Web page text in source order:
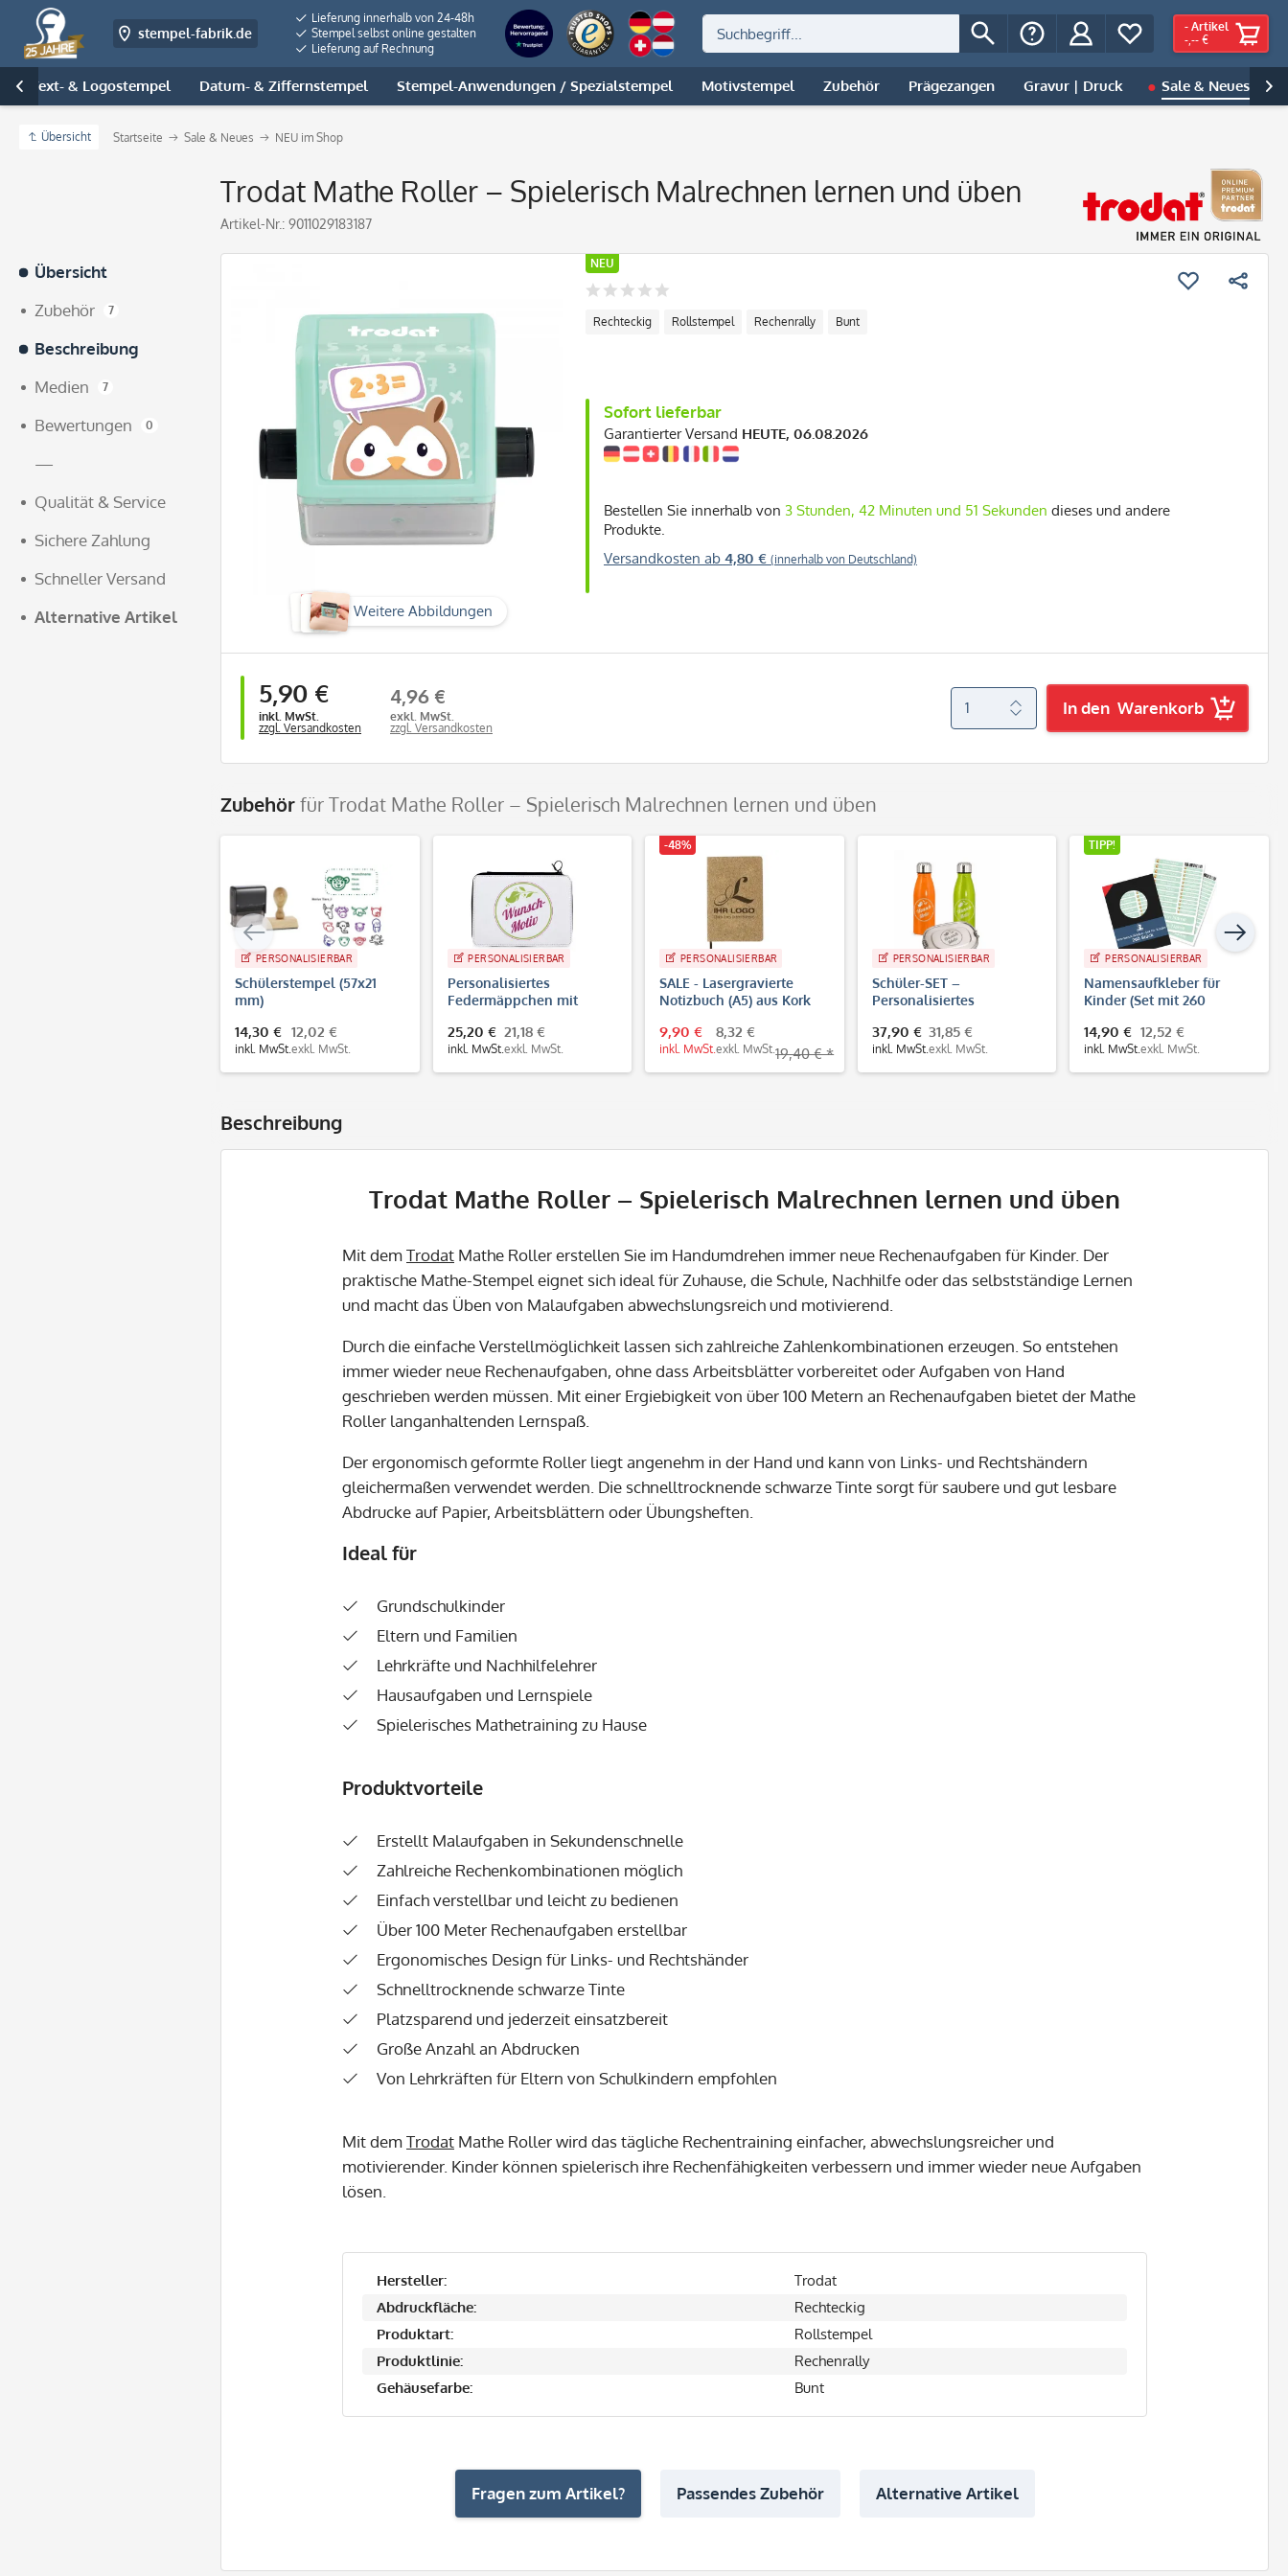
stempel-fabrik.de
Lieferung innerhalb von 24-48h
Stempel selbst online gestalten
Lieferung auf Rechnung
- Artikel
-,-- €
Text- & Logostempel Datum- & Ziffernstempel Stempel-Anwendungen / Spezialstempel Motivstempel Zubehör Prägezangen Gravur | Druck Sale & Neues
 
Übersicht Startseite Sale & Neues NEU im Shop
Trodat Mathe Roller – Spielerisch Malrechnen lernen und üben
Artikel-Nr.: 9011029183187
Übersicht
Zubehör
7
Beschreibung
Medien
7
Bewertungen 0
—
Qualität & Service
Sichere Zahlung
Schneller Versand
Alternative Artikel
Weitere Abbildungen
NEU
Rechteckig Rollstempel Rechenrally Bunt
Sofort lieferbar
Garantierter Versand HEUTE, 06.08.2026
Bestellen Sie innerhalb von 3 Stunden, 42 Minuten und 49 Sekunden dieses und andere
Produkte.
Versandkosten ab 4,80 € (innerhalb von Deutschland)
5,90 €
inkl. MwSt.
zzgl. Versandkosten
4,96 €
exkl. MwSt.
zzgl. Versandkosten
In den Warenkorb
Zubehörfür Trodat Mathe Roller – Spielerisch Malrechnen lernen und üben
PERSONALISIERBAR
Schülerstempel (57x21
mm)
14,30 €
inkl. MwSt.
12,02 €
exkl. MwSt.
PERSONALISIERBAR
Personalisiertes
Federmäppchen mit
25,20 €
inkl. MwSt.
21,18 €
exkl. MwSt.
-48%
PERSONALISIERBAR
SALE - Lasergravierte
Notizbuch (A5) aus Kork
9,90 €
inkl. MwSt.
8,32 €
exkl. MwSt.19,40 € *
PERSONALISIERBAR
Schüler-SET –
Personalisiertes
Trinkflaschen-Set mit
Namen
37,90 €
inkl. MwSt.
31,85 €
exkl. MwSt.
TIPP!
PERSONALISIERBAR
Namensaufkleber für
Kinder (Set mit 260
verschiedenen Größen)
14,90 €
inkl. MwSt.
12,52 €
exkl. MwSt.
Beschreibung
Trodat Mathe Roller – Spielerisch Malrechnen lernen und üben
Mit demTrodat Mathe Roller erstellen Sie im Handumdrehen immer neue Rechenaufgaben für Kinder. Der
praktische Mathe-Stempel eignet sich ideal für Zuhause, die Schule, Nachhilfe oder das selbstständige Lernen
und macht das Üben von Malaufgaben abwechslungsreich und motivierend.
Durch die einfache Verstellmöglichkeit lassen sich zahlreiche Zahlenkombinationen erzeugen. So entstehen
immer wieder neue Rechenaufgaben, ohne dass Arbeitsblätter vorbereitet oder Aufgaben von Hand
geschrieben werden müssen. Mit einer Ergiebigkeit von über 100 Metern an Rechenaufgaben bietet der Mathe
Roller langanhaltenden Lernspaß.
Der ergonomisch geformte Roller liegt angenehm in der Hand und kann von Links- und Rechtshändern
gleichermaßen verwendet werden. Die schnelltrocknende schwarze Tinte sorgt für saubere und gut lesbare
Abdrucke auf Papier, Arbeitsblättern oder Übungsheften.
Ideal für
Grundschulkinder
Eltern und Familien
Lehrkräfte und Nachhilfelehrer
Hausaufgaben und Lernspiele
Spielerisches Mathetraining zu Hause
Produktvorteile
Erstellt Malaufgaben in Sekundenschnelle
Zahlreiche Rechenkombinationen möglich
Einfach verstellbar und leicht zu bedienen
Über 100 Meter Rechenaufgaben erstellbar
Ergonomisches Design für Links- und Rechtshänder
Schnelltrocknende schwarze Tinte
Platzsparend und jederzeit einsatzbereit
Große Anzahl an Abdrucken
Von Lehrkräften für Eltern von Schulkindern empfohlen
Mit demTrodat Mathe Roller wird das tägliche Rechentraining einfacher, abwechslungsreicher und
motivierender. Kinder können spielerisch ihre Rechenfähigkeiten verbessern und immer wieder neue Aufgaben
lösen.
Hersteller:
Trodat
Abdruckfläche:
Rechteckig
Produktart:
Rollstempel
Produktlinie:
Rechenrally
Gehäusefarbe:
Bunt
Fragen zum Artikel? Passendes Zubehör Alternative Artikel